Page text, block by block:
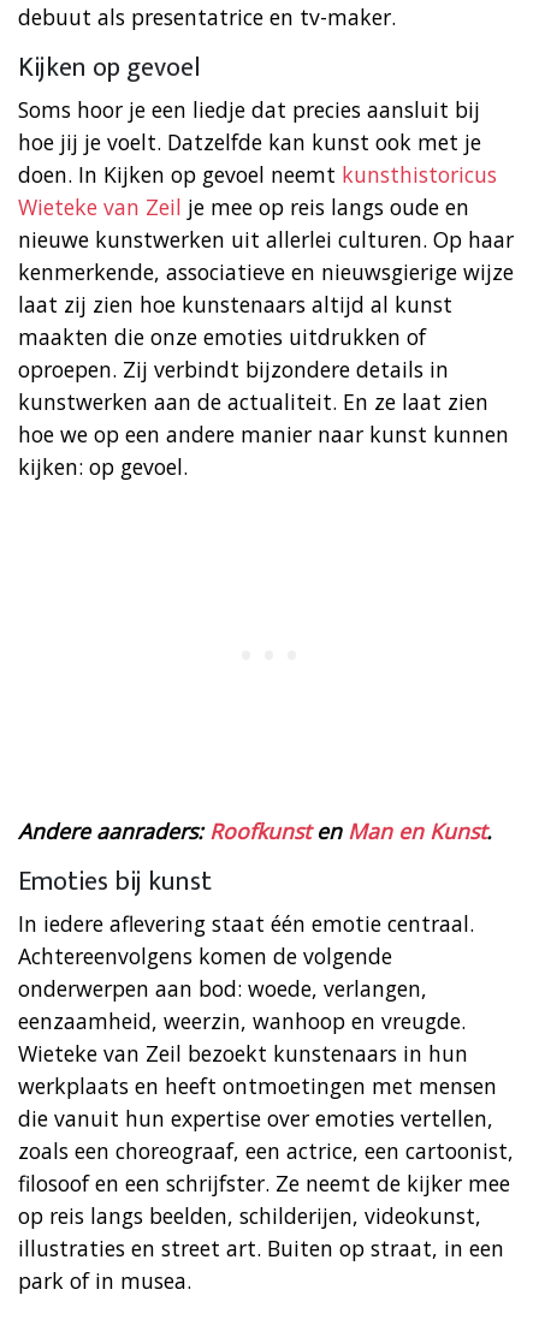
debuut als presentatrice en tv-maker.
Kijken op gevoel
Soms hoor je een liedje dat precies aansluit bij
hoe jij je voelt. Datzelfde kan kunst ook met je
doen. In Kijken op gevoel neemt kunsthistoricus
Wieteke van Zeil je mee op reis langs oude en
nieuwe kunstwerken uit allerlei culturen. Op haar
kenmerkende, associatieve en nieuwsgierige wijze
laat zij zien hoe kunstenaars altijd al kunst
maakten die onze emoties uitdrukken of
oproepen. Zij verbindt bijzondere details in
kunstwerken aan de actualiteit. En ze laat zien
hoe we op een andere manier naar kunst kunnen
kijken: op gevoel.
Andere aanraders: Roofkunsten Man en Kunst.
Emoties bij kunst
In iedere aflevering staat één emotie centraal.
Achtereenvolgens komen de volgende
onderwerpen aan bod: woede, verlangen,
eenzaamheid, weerzin, wanhoop en vreugde.
Wieteke van Zeil bezoekt kunstenaars in hun
werkplaats en heeft ontmoetingen met mensen
die vanuit hun expertise over emoties vertellen,
zoals een choreograaf, een actrice, een cartoonist,
filosoof en een schrijfster. Ze neemt de kijker mee
op reis langs beelden, schilderijen, videokunst,
illustraties en street art. Buiten op straat, in een
park of in musea.